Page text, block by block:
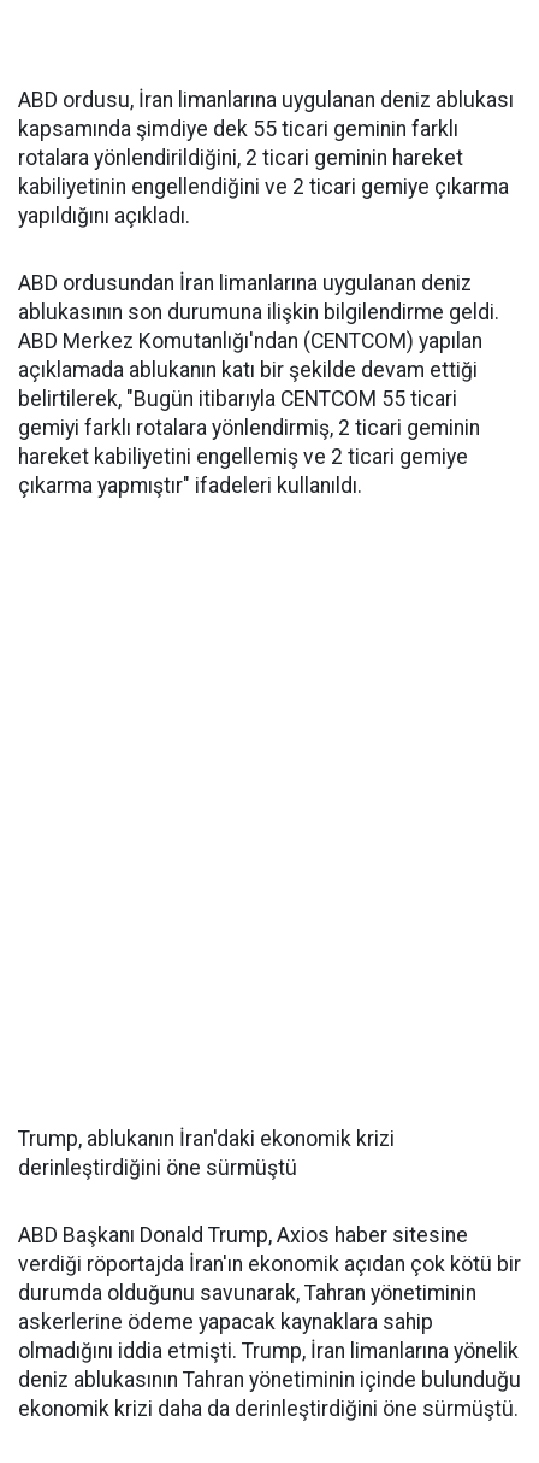
ABD ordusu, İran limanlarına uygulanan deniz ablukası
kapsamında şimdiye dek 55 ticari geminin farklı
rotalara yönlendirildiğini, 2 ticari geminin hareket
kabiliyetinin engellendiğini ve 2 ticari gemiye çıkarma
yapıldığını açıkladı.
ABD ordusundan İran limanlarına uygulanan deniz
ablukasının son durumuna ilişkin bilgilendirme geldi.
ABD Merkez Komutanlığı'ndan (CENTCOM) yapılan
açıklamada ablukanın katı bir şekilde devam ettiği
belirtilerek, "Bugün itibarıyla CENTCOM 55 ticari
gemiyi farklı rotalara yönlendirmiş, 2 ticari geminin
hareket kabiliyetini engellemiş ve 2 ticari gemiye
çıkarma yapmıştır" ifadeleri kullanıldı.
Trump, ablukanın İran'daki ekonomik krizi
derinleştirdiğini öne sürmüştü
ABD Başkanı Donald Trump, Axios haber sitesine
verdiği röportajda İran'ın ekonomik açıdan çok kötü bir
durumda olduğunu savunarak, Tahran yönetiminin
askerlerine ödeme yapacak kaynaklara sahip
olmadığını iddia etmişti. Trump, İran limanlarına yönelik
deniz ablukasının Tahran yönetiminin içinde bulunduğu
ekonomik krizi daha da derinleştirdiğini öne sürmüştü.